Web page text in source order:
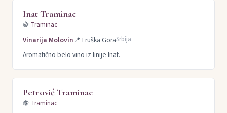
Inat Traminac
🍇 Traminac
Vinarija Molovin📍 Fruška GoraSrbija
Aromatično belo vino iz linije Inat.
Petrović Traminac
🍇 Traminac